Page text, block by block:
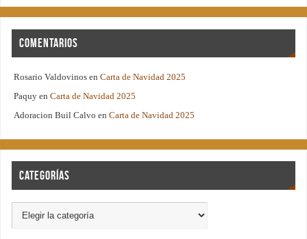
Comentarios
Rosario Valdovinos enCarta de Navidad 2025
Paquy enCarta de Navidad 2025
Adoracion Buil Calvo enCarta de Navidad 2025
Categorías